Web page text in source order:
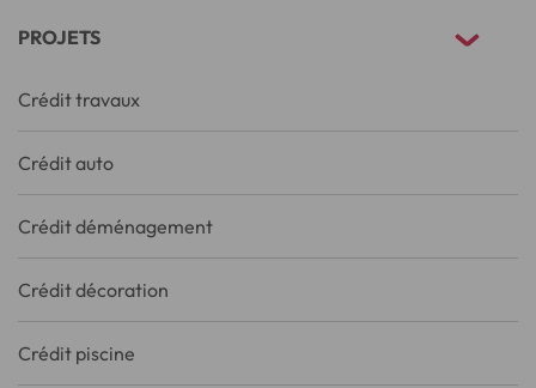
PROJETS
Crédit travaux
Crédit auto
Crédit déménagement
Crédit décoration
Crédit piscine